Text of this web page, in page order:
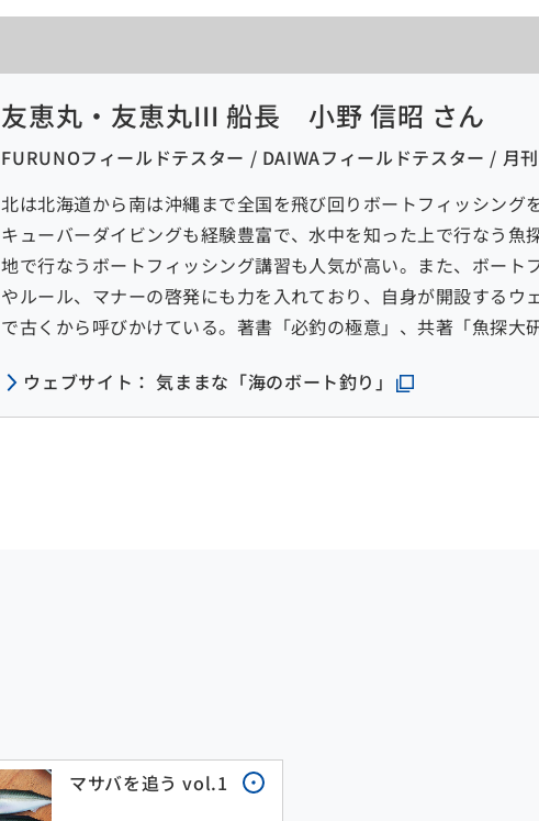
友恵丸・友恵丸III 船長 小野 信昭 さん
FURUNOフィールドテスター / DAIWAフィールドテスター / 月
北は北海道から南は沖縄まで全国を飛び回りボートフィッシング
キューバーダイビングも経験豊富で、水中を知った上で行なう魚
地で行なうボートフィッシング講習も人気が高い。また、ボート
やルール、マナーの啓発にも力を入れており、自身が開設するウ
で古くから呼びかけている。著書「必釣の極意」、共著「魚探大
ウェブサイト： 気ままな「海のボート釣り」
マサバを追う vol.1